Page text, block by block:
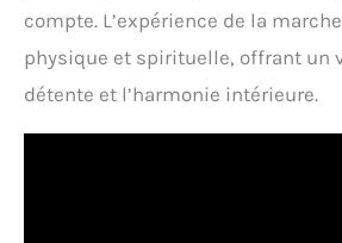
compte. L’expérience de la
physique et spirituelle, offrant un
détente et l’harmonie intérieure.